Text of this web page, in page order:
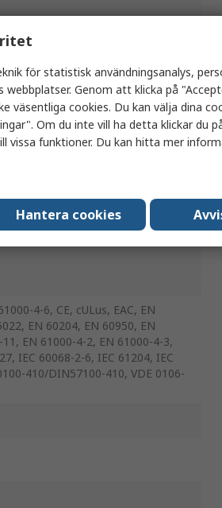
4-6, CE, cULus, EAC, EN
EN 60204, EN 60950, EN
EN 61000-4-2, EN 61000-4-3,
IEC 60068-2-6, IEC 61204, IEC
410/DIN57100-410, VDE 0106-
för statistisk användningsanalys,
Genom att klicka på
väsentliga cookies. Du kan välja dina
Om du inte vill ha detta klickar du
vissa funktioner. Du kan hitta mer
Hantera cookies